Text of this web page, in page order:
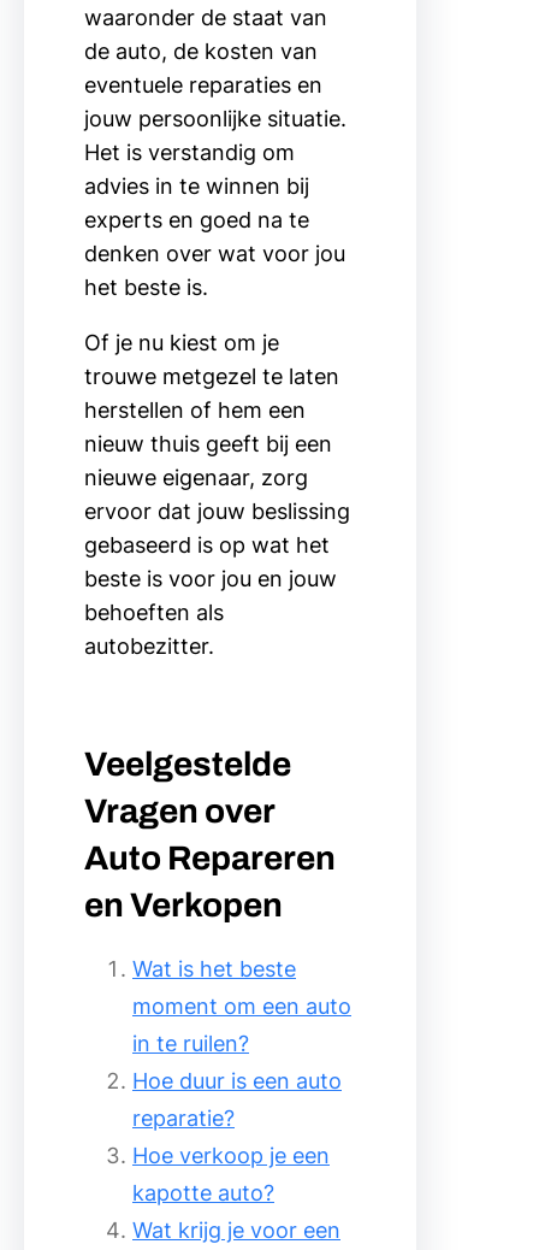
waaronder de staat van
de auto, de kosten van
eventuele reparaties en
jouw persoonlijke situatie.
Het is verstandig om
advies in te winnen bij
experts en goed na te
denken over wat voor jou
het beste is.
Of je nu kiest om je
trouwe metgezel te laten
herstellen of hem een
nieuw thuis geeft bij een
nieuwe eigenaar, zorg
ervoor dat jouw beslissing
gebaseerd is op wat het
beste is voor jou en jouw
behoeften als
autobezitter.
Veelgestelde
Vragen over
Auto Repareren
en Verkopen
Wat is het beste
moment om een auto
in te ruilen?
Hoe duur is een auto
reparatie?
Hoe verkoop je een
kapotte auto?
Wat krijg je voor een